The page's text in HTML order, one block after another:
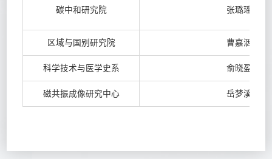
碳中和研究院 张璐瑶
区域与国别研究院 曹嘉洇
科学技术与医学史系 俞晓盈
磁共振成像研究中心 岳梦溪